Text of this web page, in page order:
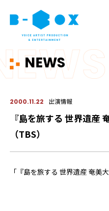
NEWS
2000.11.22 出演情報
『島を旅する 世界遺産
（TBS）
「『島を旅する 世界遺産 奄美